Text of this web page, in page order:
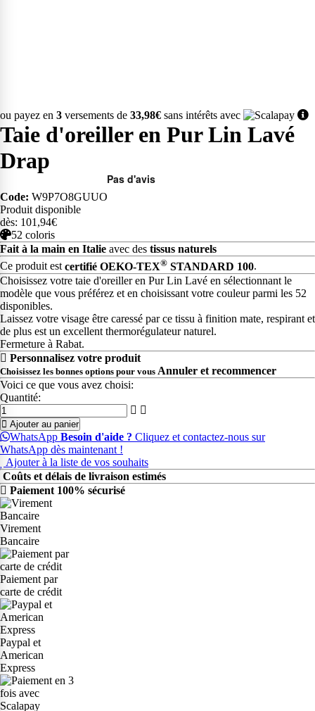
ou payez en 3 versements de 33,98€ sans intérêts avec
Taie d'oreiller en Pur Lin Lavé
Drap
Code: W9P7O8GUUO
Produit disponible
dès: 101,94€
52 coloris
Fait à la main en Italie avec des tissus naturels
Ce produit estcertifié OEKO-TEX® STANDARD 100.
Choisissez votre taie d'oreiller en Pur Lin Lavé en sélectionnant le
modèle que vous préférez et en choisissant votre couleur parmi les 52
disponibles.
Laissez votre visage être caressé par ce tissu à finition mate, respirant et
de plus est un excellent thermorégulateur naturel.
Fermeture à Rabat.
Personnalisez votre produit
Choisissez les bonnes options pour vous Annuler et recommencer
Voici ce que vous avez choisi:
Quantité:
Ajouter au panier
WhatsApp Besoin d'aide ? Cliquez et contactez-nous sur
WhatsApp dès maintenant !
Ajouter à la liste de vos souhaits
Coûts et délais de livraison estimés
Paiement 100% sécurisé
Virement
Bancaire
Paiement par
carte de crédit
Paypal et
American
Express